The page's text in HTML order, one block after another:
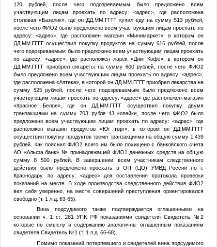
120 рублей, после чего подозреваемым было предложено всем
участвующим лицам проехать по адресу:<адрес> , где расположена
столовая «Базелик», где он ДД.ММ.ГГГГ купил еду на сумму 513 рублей,
после чегоФИО2 было предложено всем участвующим лицам проехать по
адресу: <адрес>, где расположен магазин «Минимаркет», в котором он
ДД.ММ.ГГГГосуществил покупку продуктов на сумму 616 рублей, после
чего подозреваемым было предложено всем участвующим лицам проехать
по адресу: <адрес>, где расположен ларек «Дим Кофе», в котором он
ДД.ММ.ГГГГприобрел сигареты на сумму 600 рублей, после чегоФИО2
было предложено всем участвующим лицам проехать по адресу:<адрес>
где расположена «Аптека», в которой он ДД.ММ.ГГГГприобрел лекарства на
сумму 525 рублей, после чего подозреваемым было предложено всем
участвующим лицам проехать по адресу:<адрес> где расположен магазин
«Красное Белое», где он ДД.ММ.ГГГГ осуществил покупку двумя
транзакциями на сумму 703 рубля 43 копейки, после чего ФИО2было
предложено всем участвующим лицам проехать по адресу: <адрес>, где
расположен магазин продуктов «Юг торг», в котором он ДД.ММ.ГГГГ
осуществил покупку продуктов тремя транзакциями на общую сумму 1 439
рублей. Как пояснилФИО2 всего им было похищено с банковского счета
АО «Альфа банк» № принадлежащей ФИО1 денежных средств на общую
сумму 8 500 рублей. В завершении всем участникам следственного
действия было предложено проехать в ОП (ЦО) УМВД России по г.
Краснодару, по адресу: <адрес>для составления протокола проверки
показаний на месте. В ходе производства следственного действияФИО2
вел себя уверенно, на месте совершений преступления ориентировался
свободно (т. 1 л.д. 63-65).
Вина подсудимого также подтверждается оглашенными на
основании ч. 1 ст. 281 УПК РФ показаниями свидетеля Свидетель №2
которые по смыслу и содержанию аналогичны оглашенным показаниям
свидетеля Свидетель №1 (т. 1 л.д. 66-68).
Помимо показаний потерпевшего и свидетелей вина подсудимого